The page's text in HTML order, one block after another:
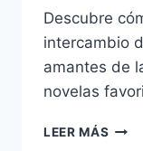
Descubre
intercambio
amantes de
novelas
LEER MÁS